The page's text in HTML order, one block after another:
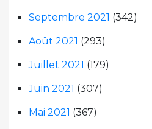
Septembre 2021 (342)
Août 2021 (293)
Juillet 2021 (179)
Juin 2021 (307)
Mai 2021 (367)